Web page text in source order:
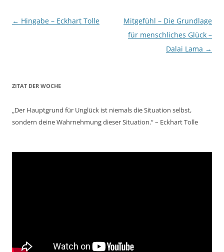
Beitragsnavigation
← Hingabe – Eckhart Tolle
Mitgefühl – Die Grundlage
für menschliches Glück –
Dalai Lama →
ZITAT DER WOCHE
„Der Hauptgrund für Unglück ist niemals die Situation selbst,
sondern deine Wahrnehmung dieser Situation.“ – Eckhart Tolle